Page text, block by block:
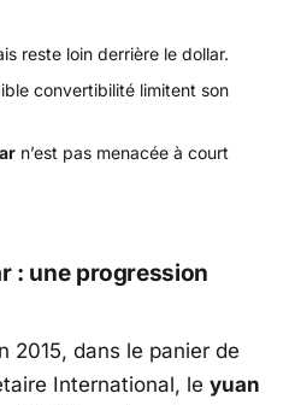
reste loin derrière le dollar.
convertibilité limitent son
n’est pas menacée à court
: une progression
2015, dans le panier de
International, le yuan